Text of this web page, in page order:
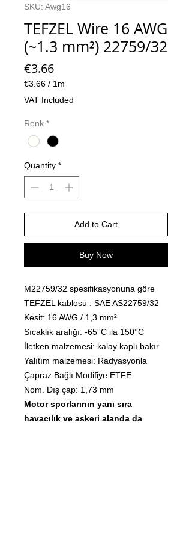
SKU: Awg16
TEFZEL Wire 16 AWG
(~1.3 mm²) 22759/32
€3.66Price
€3.66 / 1m
€3.66
Meter
VAT Included
Renk *
Quantity *
Add to Cart
Buy Now
M22759/32 spesifikasyonuna göre
TEFZEL kablosu . SAE AS22759/32
Kesit: 16 AWG / 1,3 mm²
Sıcaklık aralığı: -65°C ila 150°C
İletken malzemesi: kalay kaplı bakır
Yalıtım malzemesi: Radyasyonla
Çapraz Bağlı Modifiye ETFE
Nom. Dış çap: 1,73 mm
Motor sporlarının yanı sıra
havacılık ve askeri alanda da